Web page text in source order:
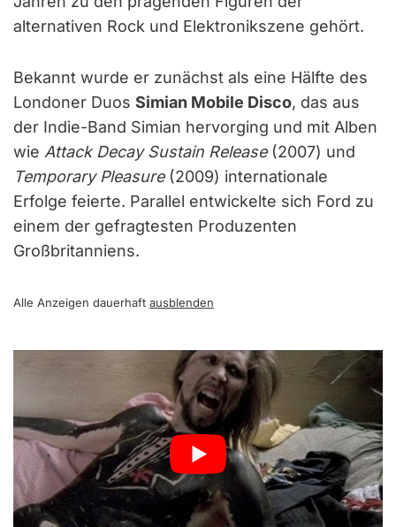
alternativen Rock und Elektronikszene gehört.
Bekannt wurde er zunächst als eine Hälfte des
Londoner Duos Simian Mobile Disco, das aus
der Indie-Band Simian hervorging und mit Alben
wie Attack Decay Sustain Release(2007) und
Temporary Pleasure(2009) internationale
Erfolge feierte. Parallel entwickelte sich Ford zu
einem der gefragtesten Produzenten
Großbritanniens.
Alle Anzeigen dauerhaft ausblenden